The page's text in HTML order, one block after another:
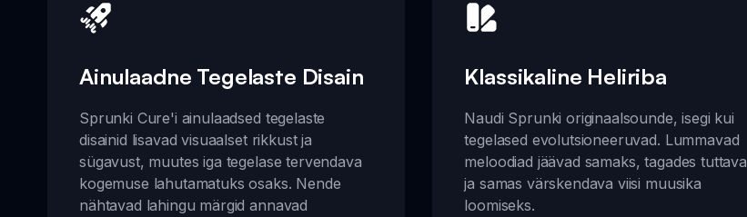
Ainulaadne Tegelaste Disain
Sprunki Cure'i ainulaadsed tegelaste
disainid lisavad visuaalset rikkust ja
sügavust, muutes iga tegelase tervendava
kogemuse lahutamatuks osaks. Nende
nähtavad lahingu märgid annavad
Klassikaline Heliriba
Naudi Sprunki originaalsounde, isegi kui
tegelased evolutsioneeruvad. Lummavad
meloodiad jäävad samaks, tagades tuttava
ja samas värskendava viisi muusika
loomiseks.